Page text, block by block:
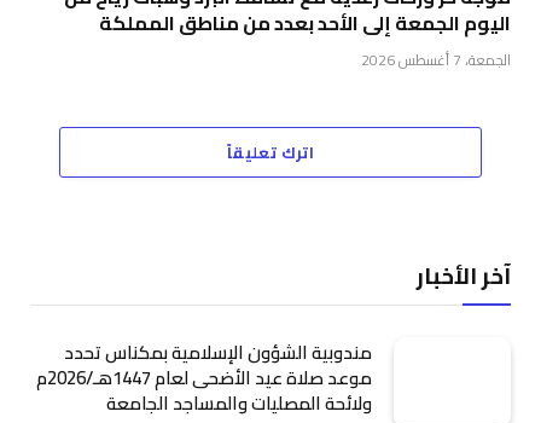
اليوم الجمعة إلى الأحد بعدد من مناطق المملكة
الجمعة، 7 أغسطس 2026
اترك تعليقاً
آخر الأخبار
مندوبية الشؤون الإسلامية بمكناس تحدد
موعد صلاة عيد الأضحى لعام 1447هـ/2026م
ولائحة المصليات والمساجد الجامعة